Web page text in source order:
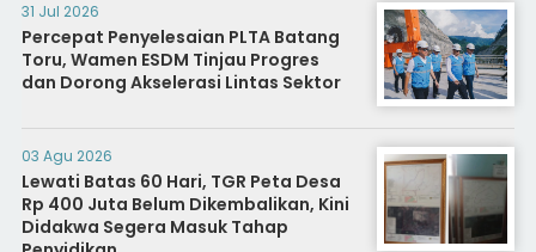
31 Jul 2026
Percepat Penyelesaian PLTA Batang
Toru, Wamen ESDM Tinjau Progres
dan Dorong Akselerasi Lintas Sektor
03 Agu 2026
Lewati Batas 60 Hari, TGR Peta Desa
Rp 400 Juta Belum Dikembalikan, Kini
Didakwa Segera Masuk Tahap